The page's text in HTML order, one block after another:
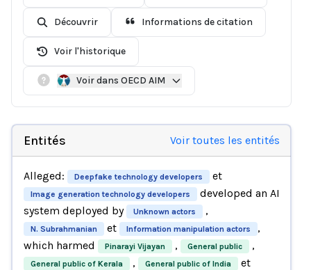
Découvrir Informations de citation
Voir l'historique
Voir dans OECD AIM
Entités Voir toutes les entités
Alleged: Deepfake technology developers et
Image generation technology developers
developed an AI
system deployed by
Unknown actors ,
N. Subrahmanian et Information manipulation actors
,
which harmed
Pinarayi Vijayan , General public ,
General public of Kerala , General public of India et